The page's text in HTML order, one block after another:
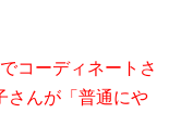
コーディネートさ
さんが「普通にや